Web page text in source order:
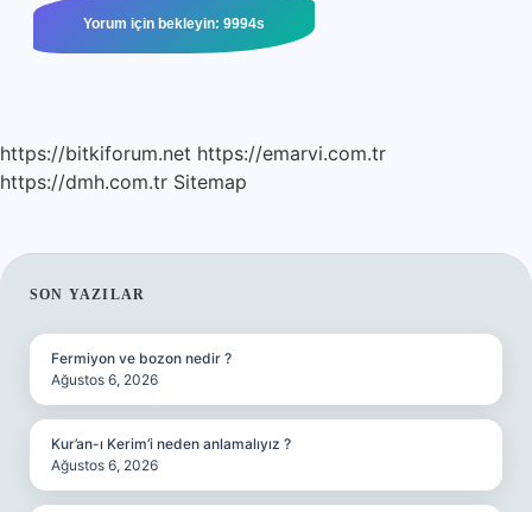
https://bitkiforum.net https://emarvi.com.tr
https://dmh.com.tr Sitemap
SIDEBAR
SON YAZILAR
Fermiyon ve bozon nedir ?
Ağustos 6, 2026
Kur’an-ı Kerim’i neden anlamalıyız ?
Ağustos 6, 2026